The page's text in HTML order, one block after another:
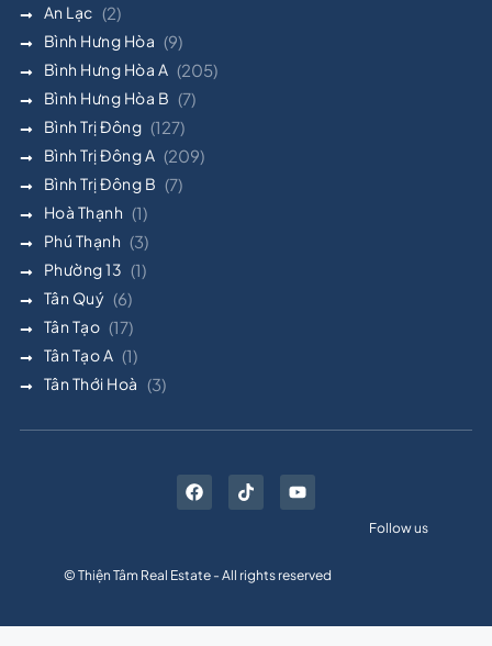
An Lạc (2)
Bình Hưng Hòa (9)
Bình Hưng Hòa A (205)
Bình Hưng Hòa B (7)
Bình Trị Đông (127)
Bình Trị Đông A (209)
Bình Trị Đông B (7)
Hoà Thạnh (1)
Phú Thạnh (3)
Phường 13 (1)
Tân Quý (6)
Tân Tạo (17)
Tân Tạo A (1)
Tân Thới Hoà (3)
© Thiện Tâm Real Estate - All rights reserved
Follow us